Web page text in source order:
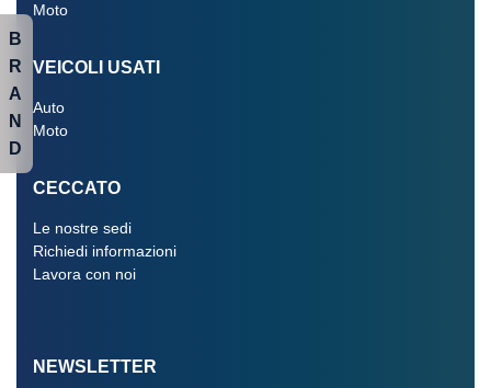
Moto
VEICOLI USATI
Auto
Moto
CECCATO
Le nostre sedi
Richiedi informazioni
Lavora con noi
NEWSLETTER
B
R
A
N
D